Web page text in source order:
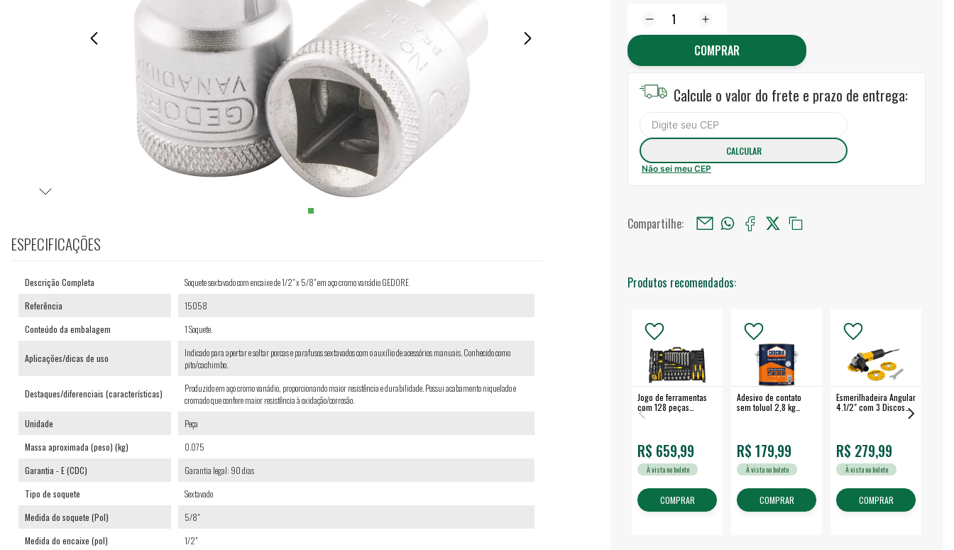
COMPRAR
Calcule o valor do frete e prazo de entrega:
Não sei meu CEP
Compartilhe:
Produtos recomendados:
Jogo de ferramentas
com 128 peças
embalagem fechada -
R$ 659,99
À vista no boleto
COMPRAR
Adesivo de contato
sem toluol 2,8 kg
R$ 179,99
À vista no boleto
COMPRAR
Esmerilhadeira Angular
4.1/2" com 3 Discos
R$ 279,99
À vista no boleto
COMPRAR
ESPECIFICAÇÕES
Descrição Completa
Soquete sextavado com encaixe de 1/2" x 5/8" em aço cromo vanádio GEDORE
Referência
15058
Conteúdo da embalagem
1 Soquete.
Aplicações/dicas de uso
Indicado para apertar e soltar porcas e parafusos sextavados com o auxílio de acessórios manuais. Conhecido como
pito/cachimbo.
Destaques/diferenciais (características)
Produzido em aço cromo vanádio, proporcionando maior resistência e durabilidade. Possui acabamento niquelado e
cromado que confere maior resistência à oxidação/corrosão.
Unidade
Peça
Massa aproximada (peso) (kg)
0.075
Garantia - E (CDC)
Garantia legal: 90 dias
Tipo de soquete
Sextavado
Medida do soquete (Pol)
5/8"
Medida do encaixe (pol)
1/2"